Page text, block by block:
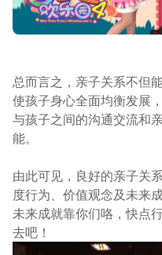
总而言之，亲子关系不但
使孩子身心全面均衡发展
与孩子之间的沟通交流和
能。
由此可见，良好的亲子关
度行为、价值观念及未来
未来成就靠你们咯，快点
去吧！